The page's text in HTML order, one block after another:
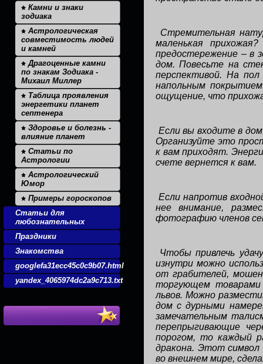
Камни и знаки
зодиака
Астрологическая
совместимость людей
и камней
Драгоценные камни
по знакам Зодиака -
Михаил Миллер
Таблица проявления
энергетики планет
септенера
Здоровье и болезнь -
влияние планет
Статьи по
Астрологии
Астрологический
Юмор
Примеры гороскопов
Статьи для
любознательных
Праздники
Знакомства
googlefa31ecc45c0c9b07.html
yandex_4065974dc2a9c713.txt
Стремительная
маленькая
предостережение – в
дом. Повесьте на
перспективой. На
напольным
ощущение, что
Если вы входите в
Организуйте это
к вам приходят.
счете вернется к вам.
Если напротив
нее внимание,
фотографию членов
Чтобы привлечь
изнутри можно
от грабителей,
торгующем
львов. Можно
дом с дурными
замечательным
перепрыгивающие
порогом, то каждый
дракона. Этот символ
во внешнем мире,